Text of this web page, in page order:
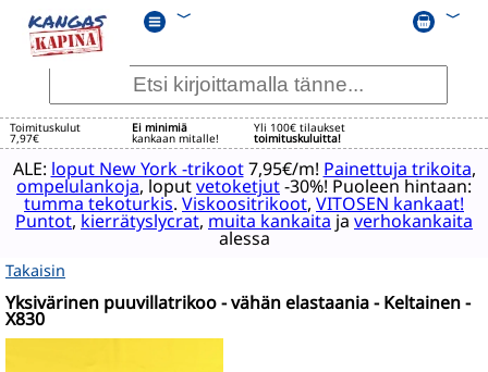
﹀ ﹀
Toimituskulut
7,97€
Ei minimiä
kankaan mitalle!
Yli 100€ tilaukset
toimituskuluitta!
ALE: loput New York -trikoot7,95€/m! Painettuja trikoita,
ompelulankoja, loputvetoketjut-30%! Puoleen hintaan:
tumma tekoturkis. Viskoositrikoot, VITOSEN kankaat!
Puntot,kierrätyslycrat,muita kankaitajaverhokankaita
alessa
Takaisin
Yksivärinen puuvillatrikoo - vähän elastaania - Keltainen -
X830